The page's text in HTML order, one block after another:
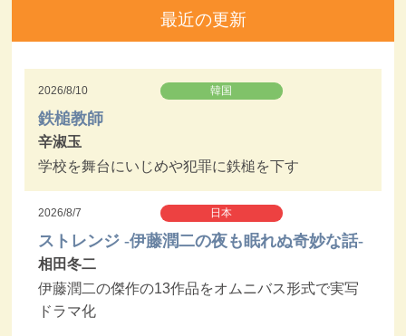
最近の更新
2026/8/10 韓国
鉄槌教師
辛淑玉
学校を舞台にいじめや犯罪に鉄槌を下す
2026/8/7 日本
ストレンジ -伊藤潤二の夜も眠れぬ奇妙な話-
相田冬二
伊藤潤二の傑作の13作品をオムニバス形式で実写
ドラマ化